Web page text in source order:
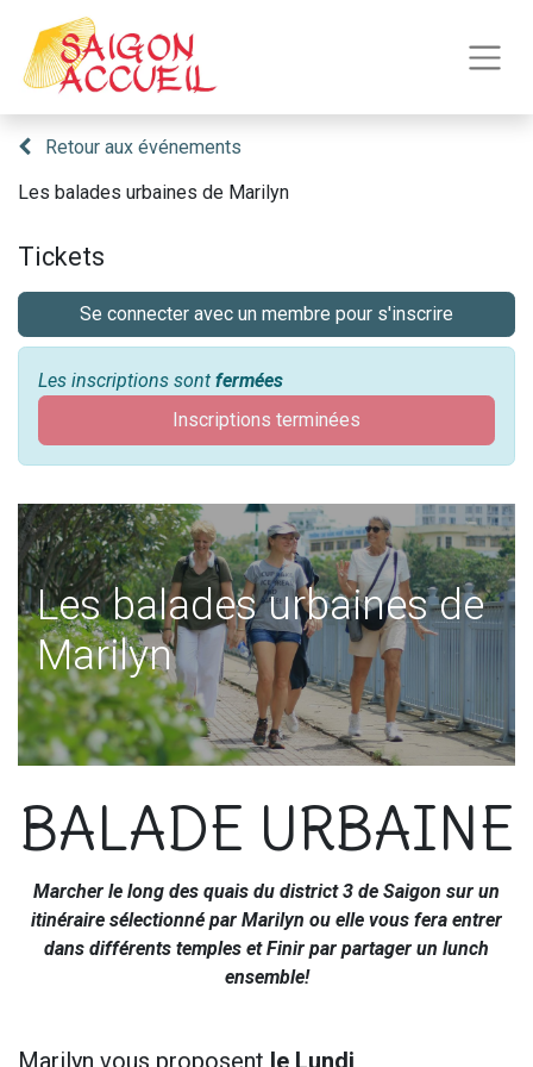
Retour aux événements
Les balades urbaines de Marilyn
Tickets
Se connecter avec un membre pour s'inscrire
Les inscriptions sont fermées
Inscriptions terminées
Les balades urbaines de
Marilyn
BALADE URBAINE
Marcher le long des quais du district 3 de Saigon sur un
itinéraire sélectionné par Marilyn ou elle vous fera entrer
dans différents temples et Finir par partager un lunch
ensemble!
Marilyn vous proposent le Lundi